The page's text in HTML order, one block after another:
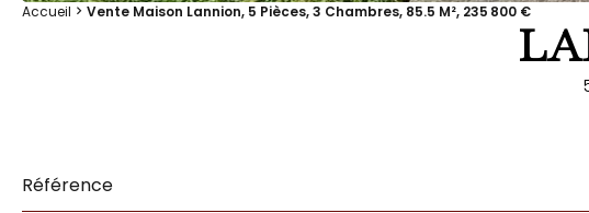
Accueil Vente Maison Lannion, 5 Pièces, 3 Chambres, 85.5 M², 235 800 €
Référence